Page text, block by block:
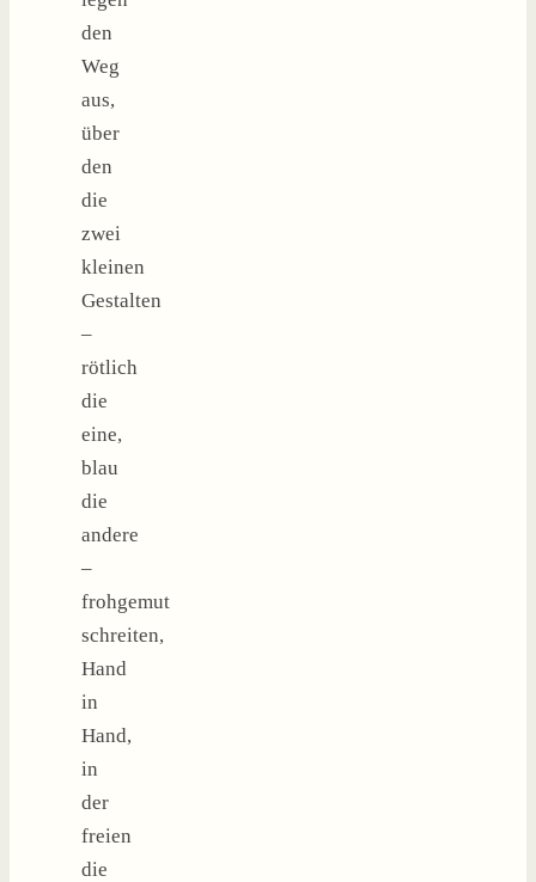
den
Weg
aus,
über
den
die
zwei
kleinen
Gestalten
–
rötlich
die
eine,
blau
die
andere
–
frohgemut
schreiten,
Hand
in
Hand,
in
der
freien
die